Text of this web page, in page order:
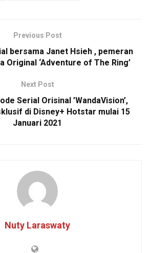
Previous Post
bersama Janet Hsieh , pemeran
Original ‘Adventure of The Ring’
Next Post
Serial Orisinal ’WandaVision’,
di Disney+ Hotstar mulai 15
Januari 2021
Nuty Laraswaty